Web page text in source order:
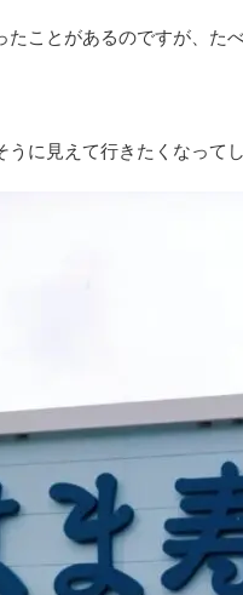
ことがあるのですが、た
に見えて行きたくなって